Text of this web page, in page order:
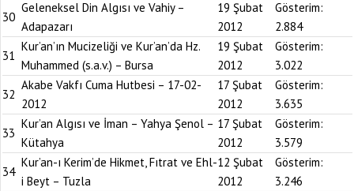
30
Geleneksel Din Algısı ve Vahiy –
Adapazarı
19 Şubat
2012
Gösterim:
2.884
31
Kur’an’ın Mucizeliği ve Kur’an’da Hz.
Muhammed (s.a.v.) – Bursa
19 Şubat
2012
Gösterim:
3.022
32
Akabe Vakfı Cuma Hutbesi – 17-02-
2012
17 Şubat
2012
Gösterim:
3.635
33
Kur’an Algısı ve İman – Yahya Şenol –
Kütahya
17 Şubat
2012
Gösterim:
3.579
34
Kur’an-ı Kerim’de Hikmet, Fıtrat ve Ehl-
i Beyt – Tuzla
12 Şubat
2012
Gösterim:
3.246